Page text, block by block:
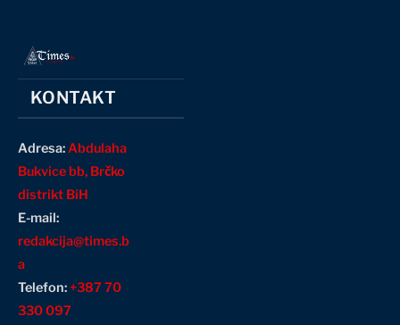
KONTAKT
Adresa:Abdulaha
Bukvice bb, Brčko
distrikt BiH
E-mail:
redakcija@times.b
a
Telefon:+387 70
330 097